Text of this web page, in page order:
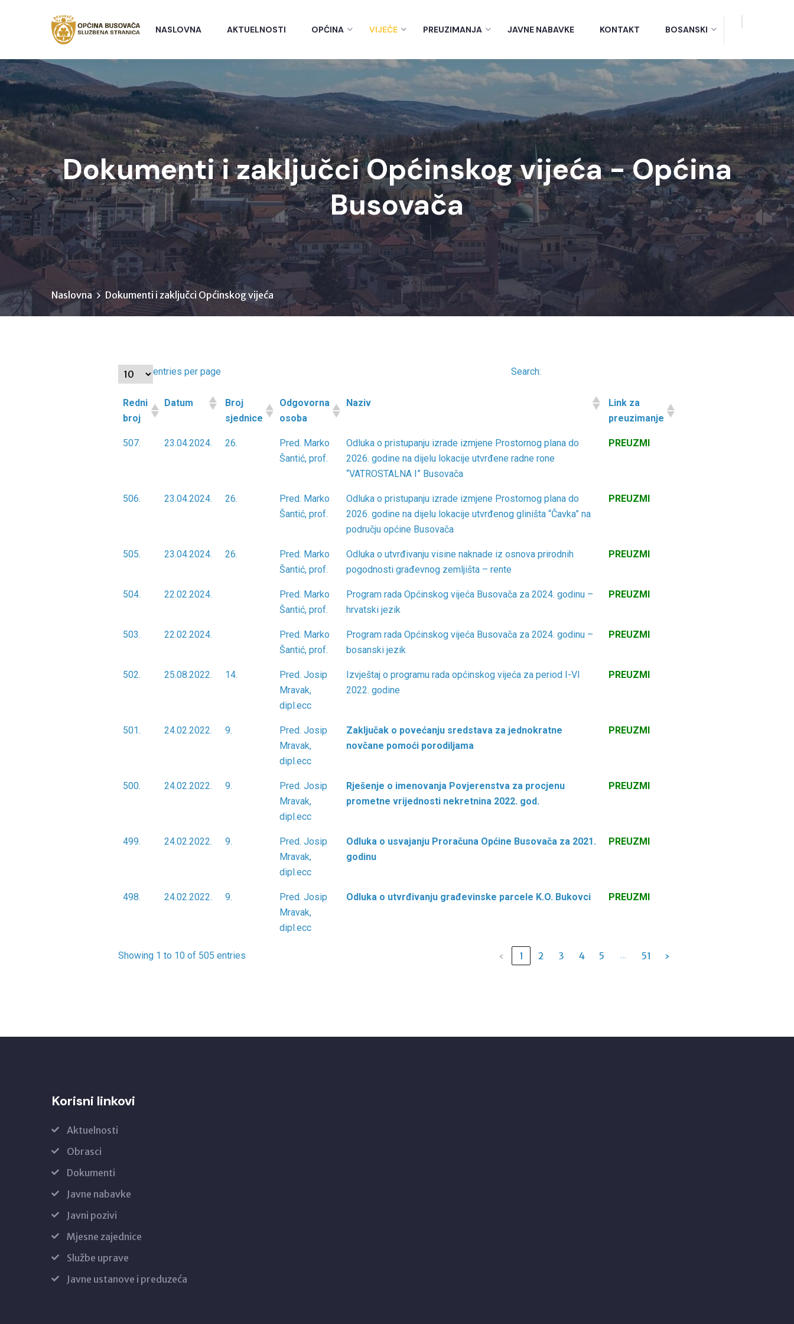
NASLOVNA AKTUELNOSTI OPĆINA VIJEĆE PREUZIMANJA JAVNE NABAVKE KONTAKT BOSANSKI
Dokumenti i zaključci Općinskog vijeća - Općina
Busovača
Naslovna Dokumenti i zaključci Općinskog vijeća
entries per page Search:
Redni
broj
Datum
Broj
sjednice
Odgovorna
osoba
Naziv
Link za
preuzimanje
Redni
Datum
Broj
Odgovorna
osoba
Naziv
Link za
507. 23.04.2024. 26.
Pred. Marko
Šantić, prof.
Odluka o pristupanju izrade izmjene Prostornog plana do
2026. godine na dijelu lokacije utvrđene radne rone
“VATROSTALNA I” Busovača
PREUZMI
506. 23.04.2024. 26.
Pred. Marko
Šantić, prof.
Odluka o pristupanju izrade izmjene Prostornog plana do
2026. godine na dijelu lokacije utvrđenog gliništa “Čavka” na
području općine Busovača
PREUZMI
505. 23.04.2024. 26.
Pred. Marko
Šantić, prof.
Odluka o utvrđivanju visine naknade iz osnova prirodnih
pogodnosti građevnog zemljišta – rente
PREUZMI
504. 22.02.2024.
Pred. Marko
Šantić, prof.
Program rada Općinskog vijeća Busovača za 2024. godinu –
hrvatski jezik
PREUZMI
503. 22.02.2024.
Pred. Marko
Šantić, prof.
Program rada Općinskog vijeća Busovača za 2024. godinu –
bosanski jezik
PREUZMI
502. 25.08.2022. 14.
Pred. Josip
Mravak,
dipl.ecc
Izvještaj o programu rada općinskog vijeća za period I-VI
2022. godine
PREUZMI
501. 24.02.2022. 9.
Pred. Josip
Mravak,
dipl.ecc
Zaključak o povećanju sredstava za jednokratne
novčane pomoći porodiljama
PREUZMI
500. 24.02.2022. 9.
Pred. Josip
Mravak,
dipl.ecc
Rješenje o imenovanja Povjerenstva za procjenu
prometne vrijednosti nekretnina 2022. god.
PREUZMI
499. 24.02.2022. 9.
Pred. Josip
Mravak,
dipl.ecc
Odluka o usvajanju Proračuna Općine Busovača za 2021.
godinu
PREUZMI
498. 24.02.2022. 9.
Pred. Josip
Mravak,
dipl.ecc
Odluka o utvrđivanju građevinske parcele K.O. Bukovci PREUZMI
Showing 1 to 10 of 505 entries ‹ 1 2 3 4 5 … 51 ›
Korisni linkovi
Aktuelnosti
Obrasci
Dokumenti
Javne nabavke
Javni pozivi
Mjesne zajednice
Službe uprave
Javne ustanove i preduzeća